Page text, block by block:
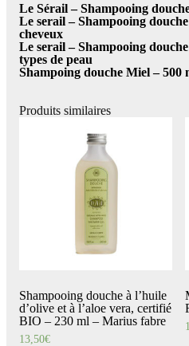
Le Sérail – Shampooing
Le serail – Shampooing
cheveux
Le serail – Shampooing
types de peau
Shampoing douche Miel – 500
Produits similaires
Shampooing douche à l’huile
d’olive et à l’aloe vera, certifié
BIO – 230 ml – Marius fabre
13,50€